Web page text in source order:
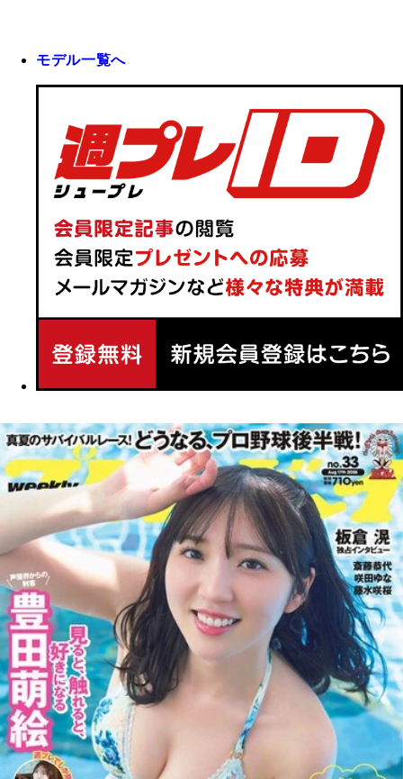
モデル一覧へ